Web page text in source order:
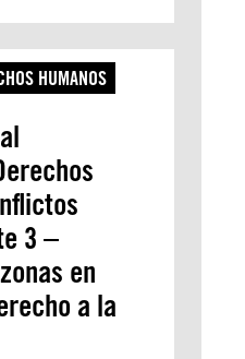
HUMANOS
3 –
en
a la